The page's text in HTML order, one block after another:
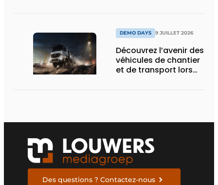
DEMO DAYS 9 JUILLET 2026
Découvrez l’avenir des
véhicules de chantier
et de transport lors
Des questions ? Contactez-nous